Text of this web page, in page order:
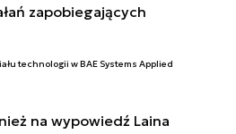
zapobiegających
technologii w BAE Systems Applied
na wypowiedź Laina